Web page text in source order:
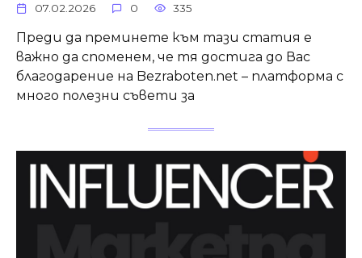
07.02.2026 0 335
Преди да преминете към тази статия е
важно да споменем, че тя достига до Вас
благодарение на Bezraboten.net – платформа с
много полезни съвети за